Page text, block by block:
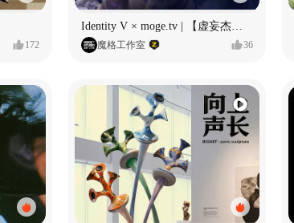
172 魔格工作室 36